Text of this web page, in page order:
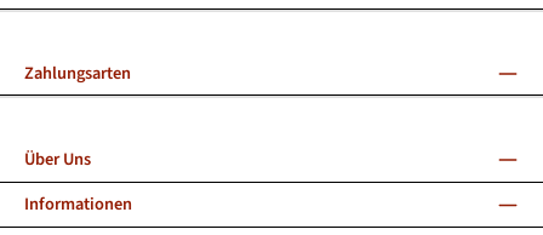
Zahlungsarten
Über Uns
Informationen